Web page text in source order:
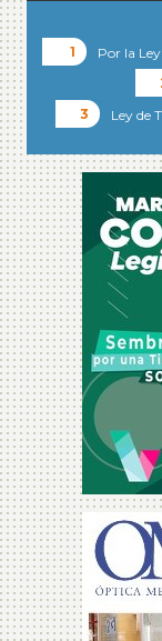
Por la
Ley de